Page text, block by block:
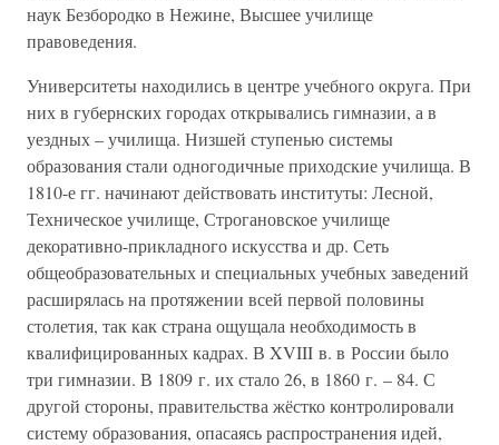
наук Безбородко в Нежине, Высшее училище
правоведения.
Университеты находились в центре учебного округа. При
них в губернских городах открывались гимназии, а в
уездных – училища. Низшей ступенью системы
образования стали одногодичные приходские училища. В
1810-е гг. начинают действовать институты: Лесной,
Техническое училище, Строгановское училище
декоративно-прикладного искусства и др. Сеть
общеобразовательных и специальных учебных заведений
расширялась на протяжении всей первой половины
столетия, так как страна ощущала необходимость в
квалифицированных кадрах. В XVIII в. в России было
три гимназии. В 1809 г. их стало 26, в 1860 г. – 84. С
другой стороны, правительства жёстко контролировали
систему образования, опасаясь распространения идей,